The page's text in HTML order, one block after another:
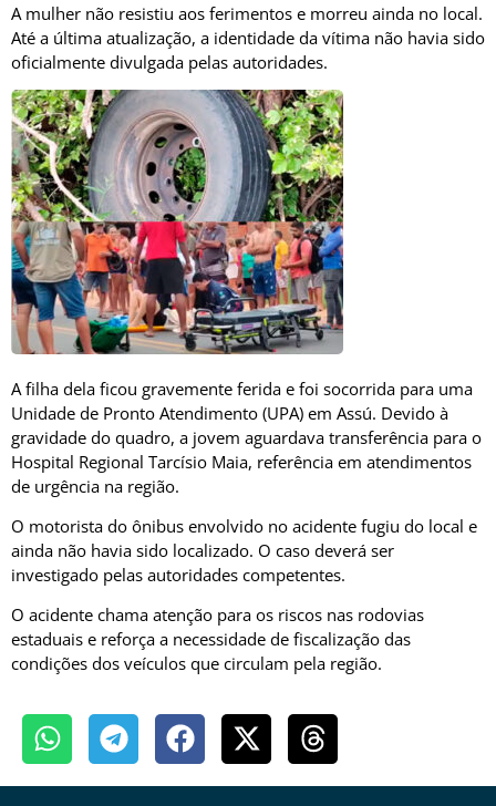
A mulher não resistiu aos ferimentos e morreu ainda no local.
Até a última atualização, a identidade da vítima não havia sido
oficialmente divulgada pelas autoridades.
A filha dela ficou gravemente ferida e foi socorrida para uma
Unidade de Pronto Atendimento (UPA) em Assú. Devido à
gravidade do quadro, a jovem aguardava transferência para o
Hospital Regional Tarcísio Maia, referência em atendimentos
de urgência na região.
O motorista do ônibus envolvido no acidente fugiu do local e
ainda não havia sido localizado. O caso deverá ser
investigado pelas autoridades competentes.
O acidente chama atenção para os riscos nas rodovias
estaduais e reforça a necessidade de fiscalização das
condições dos veículos que circulam pela região.